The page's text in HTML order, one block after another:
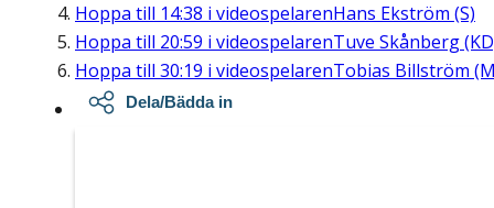
Hoppa till 14:38 i videospelarenHans Ekström (S)
Hoppa till 20:59 i videospelarenTuve Skånberg
Hoppa till 30:19 i videospelarenTobias Billström
Dela/Bädda in